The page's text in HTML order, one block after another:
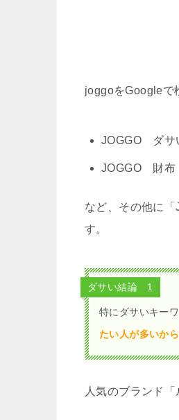
joggoをGoogleで
JOGGO ダサ
JOGGO 財
など、その他に
す。
ダサい結論 1
特にダサいキー
たい人が多いか
人気のブランド